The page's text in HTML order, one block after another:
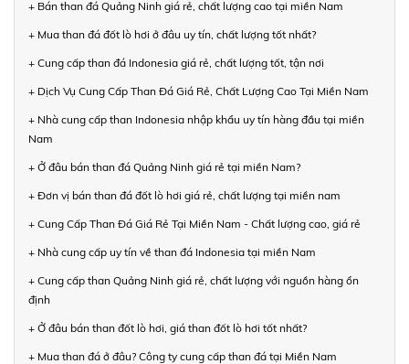
+ Bán than đá Quảng Ninh giá rẻ, chất lượng cao tại miền Nam
+ Mua than đá đốt lò hơi ở đâu uy tín, chất lượng tốt nhất?
+ Cung cấp than đá Indonesia giá rẻ, chất lượng tốt, tận nơi
+ Dịch Vụ Cung Cấp Than Đá Giá Rẻ, Chất Lượng Cao Tại Miền Nam
+ Nhà cung cấp than Indonesia nhập khẩu uy tín hàng đầu tại miền
Nam
+ Ở đâu bán than đá Quảng Ninh giá rẻ tại miền Nam?
+ Đơn vị bán than đá đốt lò hơi giá rẻ, chất lượng tại miền nam
+ Cung Cấp Than Đá Giá Rẻ Tại Miền Nam - Chất lượng cao, giá rẻ
+ Nhà cung cấp uy tín về than đá Indonesia tại miền Nam
+ Cung cấp than Quảng Ninh giá rẻ, chất lượng với nguồn hàng ổn
định
+ Ở đâu bán than đốt lò hơi, giá than đốt lò hơi tốt nhất?
+ Mua than đá ở đâu? Công ty cung cấp than đá tại Miền Nam